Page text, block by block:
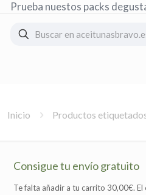
Prueba nuestos packs
Inicio Productos
Consigue tu envío gratuito
Te falta añadir a tu carrito 30,00€. El